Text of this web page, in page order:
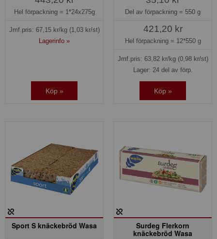
Hel förpackning = 1*24x275g
Jmf.pris: 67,15kr/kg (1,03 kr/st)
Lagerinfo »
Köp »
Del av förpackning = 550 g
421,20 kr
Hel förpackning = 12*550 g
Jmf.pris: 63,82kr/kg (0,98 kr/st)
Lager: 24 del av förp.
Köp »
Sport S knäckebröd Wasa
Surdeg Flerkorn
knäckebröd Wasa